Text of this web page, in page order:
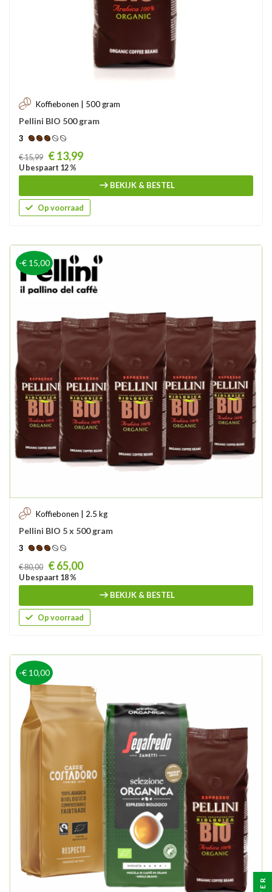
Koffiebonen | 500 gram
Pellini BIO 500 gram
3
Prijs
€ 15,99 € 13,99
U bespaart 12 %
BEKIJK & BESTEL
Op voorraad
-€ 15,00
Koffiebonen | 2.5 kg
Pellini BIO 5 x 500 gram
3
Prijs
€ 80,00 € 65,00
U bespaart 18 %
BEKIJK & BESTEL
Op voorraad
-€ 10,00